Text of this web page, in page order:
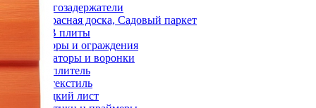
Снегозадержатели
Террасная доска, Садовый паркет
OSB плиты
Заборы и ограждения
Аэраторы и воронки
Утеплитель
Геотекстиль
Гладкий лист